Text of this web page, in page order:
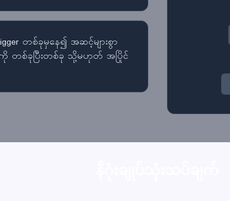
တစ်ခုမှနေ၍ အဆင့်များစွာ
းကို တစ်ခုပြီးတစ်ခု သို့မဟုတ် အပြိုင်